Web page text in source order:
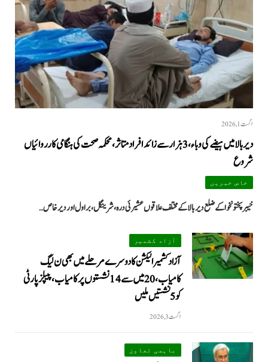
اگست 1, 2026
دیر بالا میں ہیضے کی وباء، 3 ہزار سے زائد افراد متاثر، محکمہ صحت کی ہنگامی کارروائیاں
شروع
خاص خبریں
خیبرپختونخوا کے ضلع دیر بالا کے مختلف علاقوں عشیرئی درہ، شرینگل، براول اور دیر خاص…
آزاد کشمیر
آزاد کشمیر الیکشن کا دوسرے مرحلے میں بھی ن لیگ
کامیاب، 20 میں سے 14 نشستوں پر کامیاب، پیپلزپارٹی
کو 5 نشستیں ملیں
اگست 3, 2026
باہمی تعاون